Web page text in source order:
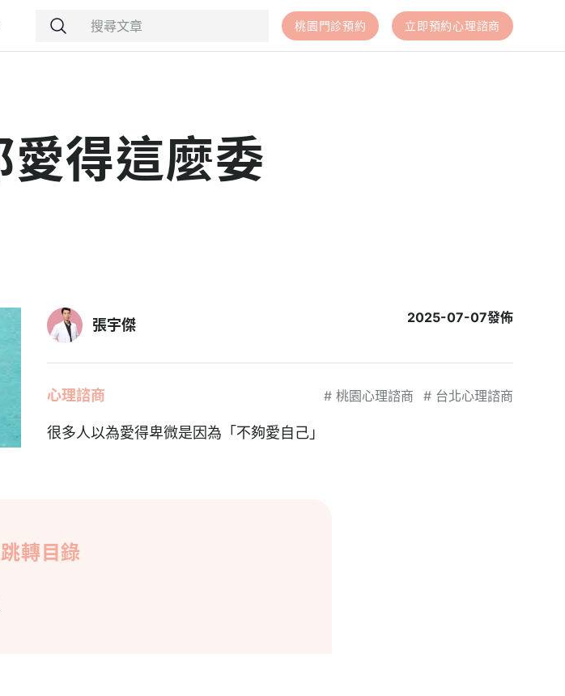
桃園門診預約 立即預約心理諮商
得這麼委
張宇傑 2025-07-07發佈
心理諮商 # 桃園心理諮商 # 台北心理諮商
很多人以為愛得卑微是因為「不夠愛自己」
轉目錄